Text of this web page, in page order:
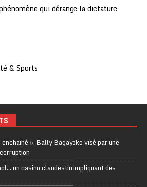
qui dérange la dictature
& Sports
enchaîné », Bally Bagayoko visé par une
un casino clandestin impliquant des